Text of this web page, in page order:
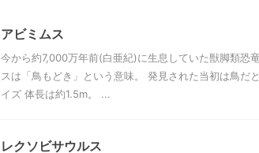
アビミムス
今から約7,000万年前(白亜紀)に生息していた獣脚類
スは「鳥もどき」という意味。 発見された当初は鳥
イズ 体長は約1.5m。 ...
レクソビサウルス